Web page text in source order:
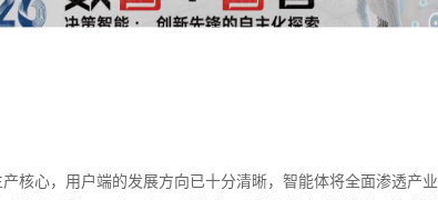
核心，用户端的发展方向已十分清晰，智能体将全面渗透产